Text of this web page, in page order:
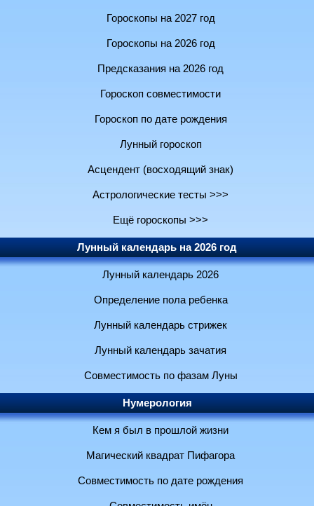
Гороскопы на 2027 год
Гороскопы на 2026 год
Предсказания на 2026 год
Гороскоп совместимости
Гороскоп по дате рождения
Лунный гороскоп
Асцендент (восходящий знак)
Астрологические тесты >>>
Ещё гороскопы >>>
Лунный календарь на 2026 год
Лунный календарь 2026
Определение пола ребенка
Лунный календарь стрижек
Лунный календарь зачатия
Совместимость по фазам Луны
Нумерология
Кем я был в прошлой жизни
Магический квадрат Пифагора
Совместимость по дате рождения